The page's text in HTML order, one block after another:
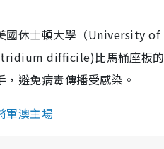
國休士頓大學（University of
difficile)比馬桶座板的
，避免病毒傳播受感染。
軍澳主場